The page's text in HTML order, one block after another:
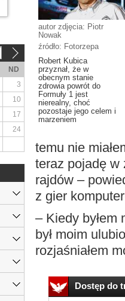
autor zdjęcia: Piotr
Nowak
źródło: Fotorzepa
Robert Kubica
przyznał, że w
obecnym stanie
zdrowia powrót do
Formuły 1 jest
nierealny, choć
pozostaje jego celem i
marzeniem
temu nie
teraz pojadę w
rajdów –
z gier
– Kiedy byłem
był moim
rozjaśniałem
Dostęp do
ND
3
10
17
24